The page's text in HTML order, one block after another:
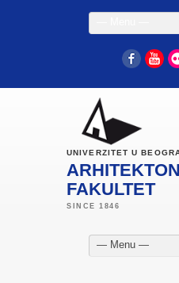
UNIVERZITET U
FAKULTET
— Menu —